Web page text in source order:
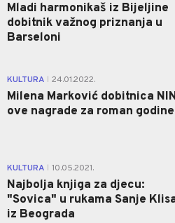
Mladi harmonikaš iz Bijeljine
dobitnik važnog priznanja u
Barseloni
KULTURA 24.01.2022.
Milena Marković dobitnica
ove nagrade za roman godine
KULTURA 10.05.2021.
Najbolja knjiga za djecu:
"Sovica" u rukama Sanje
iz Beograda